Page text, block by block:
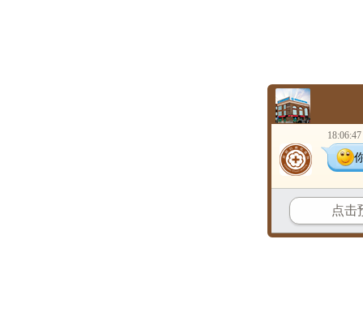
18:06:47
点击